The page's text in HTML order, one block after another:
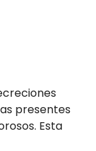
presentes
Esta